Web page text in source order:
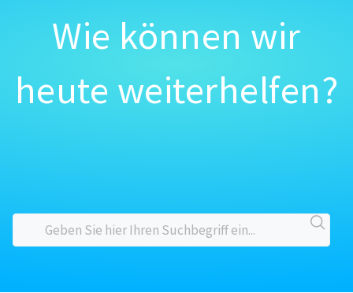
Wie können wir
heute weiterhelfen?